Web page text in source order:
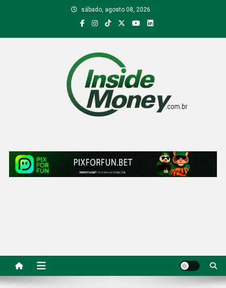
sábado, agosto 08, 2026
Inside Money